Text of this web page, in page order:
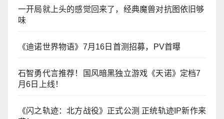
一开局就上头的感觉回来了，经典魔兽对抗图依旧够
味
《迪诺世界物语》7月16日首测招募，PV首曝
石智勇代言推荐！国风暗黑独立游戏《天诺》定档7
月6日上线！
《闪之轨迹：北方战役》正式公测 正统轨迹IP新作来